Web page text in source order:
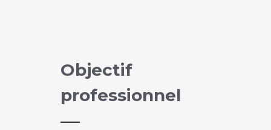
Objectif
professionnel